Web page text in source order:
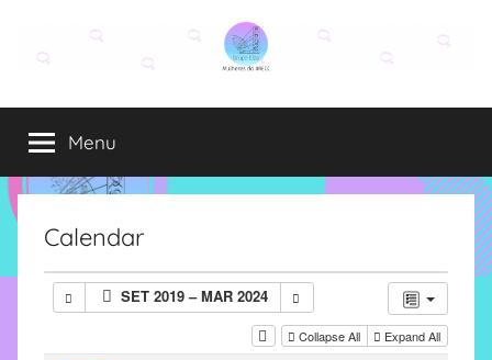
conteúdo
Grupo
Elza
Elza
é
formado
alunas,
funcionárias
Menu
Calendar
SET 2019 – MAR 2024
Collapse All Expand All